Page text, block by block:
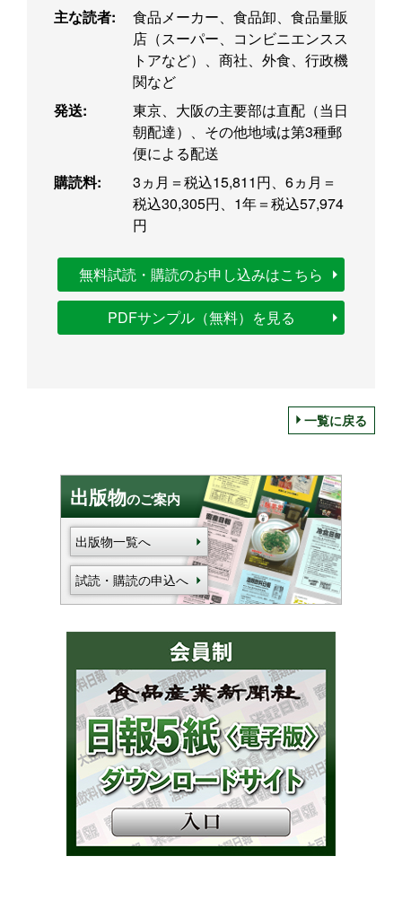
主な読者:
食品メーカー、食品卸、食品量販
店（スーパー、コンビニエンスス
トアなど）、商社、外食、行政機
関など
発送:
東京、大阪の主要部は直配（当日
朝配達）、その他地域は第3種郵
便による配送
購読料:
3ヵ月＝税込15,811円、6ヵ月＝
税込30,305円、1年＝税込57,974
円
無料試読・購読のお申し込みはこちら
PDFサンプル（無料）を見る
一覧に戻る
出版物のご案内
出版物一覧へ
試読・購読の申込へ